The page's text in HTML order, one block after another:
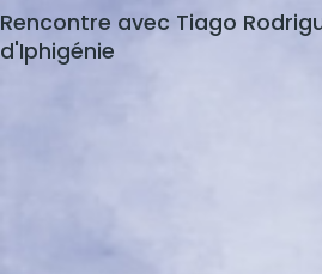
Rencontre avec Tiago
d'Iphigénie